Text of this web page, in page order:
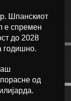
Шпанскиот
е спремен
до 2028
годишно.
од